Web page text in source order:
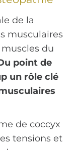
de la
musculaires
du
point de
un rôle clé
de coccyx
tensions et